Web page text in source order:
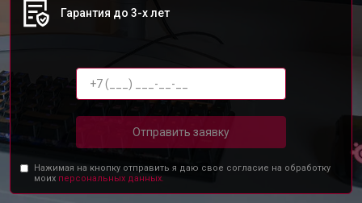
Гарантия до 3-х лет
Отправить заявку
Нажимая на кнопку отправить я даю свое согласие на обработку
моих персональных данных.